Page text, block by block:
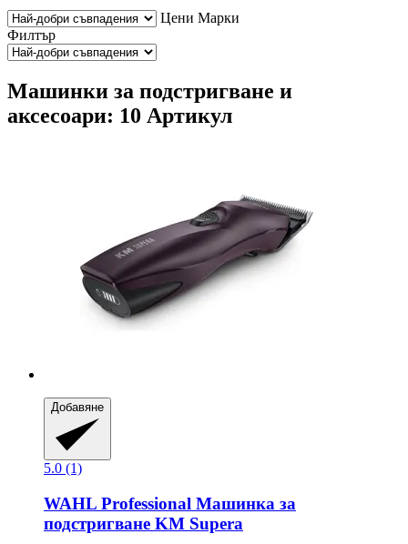
Цени Марки
Филтър
Машинки за подстригване и
аксесоари: 10 Артикул
Добавяне
5.0 (1)
WAHL Professional Машинка за
подстригване KM Supera